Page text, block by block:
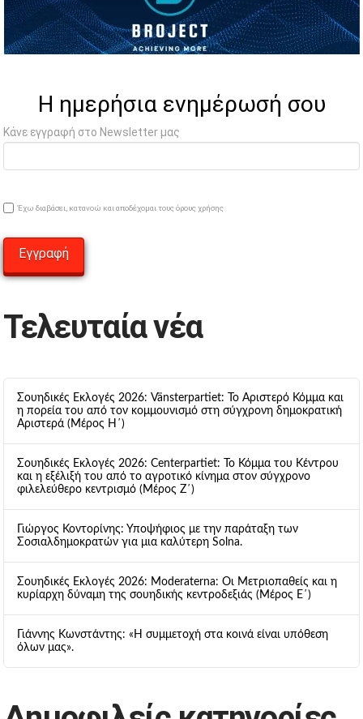
Η ημερήσια ενημέρωσή σου
Κάνε εγγραφή στο Newsletter μας
Έχω διαβάσει, κατανοώ και αποδέχομαι τους όρους χρήσης
Τελευταία νέα
Σουηδικές Εκλογές 2026: Vänsterpartiet: Το Αριστερό Κόμμα και
η πορεία του από τον κομμουνισμό στη σύγχρονη δημοκρατική
Αριστερά (Μέρος Η΄)
Σουηδικές Εκλογές 2026: Centerpartiet: Το Κόμμα του Κέντρου
και η εξέλιξή του από το αγροτικό κίνημα στον σύγχρονο
φιλελεύθερο κεντρισμό (Μέρος Ζ΄)
Γιώργος Κοντορίνης: Υποψήφιος με την παράταξη των
Σοσιαλδημοκρατών για μια καλύτερη Solna.
Σουηδικές Εκλογές 2026: Moderaterna: Οι Μετριοπαθείς και η
κυρίαρχη δύναμη της σουηδικής κεντροδεξιάς (Μέρος Ε΄)
Γιάννης Κωνστάντης: «Η συμμετοχή στα κοινά είναι υπόθεση
όλων μας».